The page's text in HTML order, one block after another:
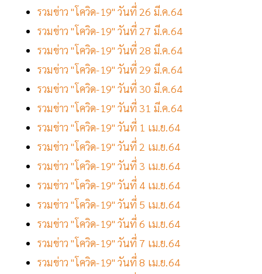
รวมข่าว "โควิด-19" วันที่ 26 มี.ค.64
รวมข่าว "โควิด-19" วันที่ 27 มี.ค.64
รวมข่าว "โควิด-19" วันที่ 28 มี.ค.64
รวมข่าว "โควิด-19" วันที่ 29 มี.ค.64
รวมข่าว "โควิด-19" วันที่ 30 มี.ค.64
รวมข่าว "โควิด-19" วันที่ 31 มี.ค.64
รวมข่าว "โควิด-19" วันที่ 1 เม.ย.64
รวมข่าว "โควิด-19" วันที่ 2 เม.ย.64
รวมข่าว "โควิด-19" วันที่ 3 เม.ย.64
รวมข่าว "โควิด-19" วันที่ 4 เม.ย.64
รวมข่าว "โควิด-19" วันที่ 5 เม.ย.64
รวมข่าว "โควิด-19" วันที่ 6 เม.ย.64
รวมข่าว "โควิด-19" วันที่ 7 เม.ย.64
รวมข่าว "โควิด-19" วันที่ 8 เม.ย.64